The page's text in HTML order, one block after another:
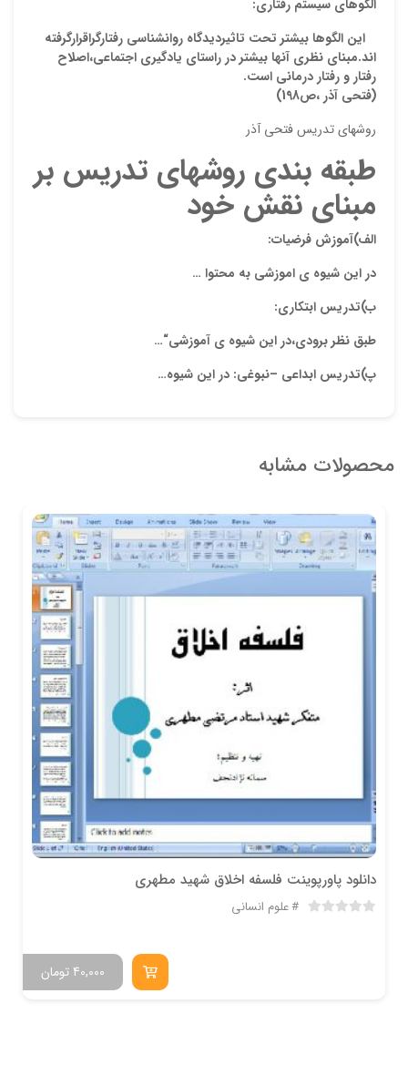
الگوهای سیستم رفتاری:
این الگوها بیشتر تحت تاثیردیدگاه روانشناسی رفتارگراقرارگرفته
اند.مبنای نظری آنها بیشتر در راستای یادگیری اجتماعی،اصلاح
رفتار و رفتار درمانی است.
(فتحی آذر ،ص198)
روشهای تدریس فتحی آذر
طبقه بندی روشهای تدریس بر
مبنای نقش خود
الف)آموزش فرضیات:
در این شیوه ی اموزشی به محتوا …
ب)تدریس ابتکاری:
طبق نظر برودی،در این شیوه ی آموزشی“…
پ)تدریس ابداعی –نبوغی: در این شیوه…
محصولات مشابه
دانلود پاورپوینت فلسفه اخلاق شهید مطهری
علوم انسانی
تومان40,000